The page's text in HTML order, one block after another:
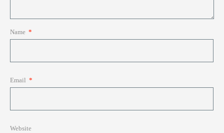
Name *
Email *
Website